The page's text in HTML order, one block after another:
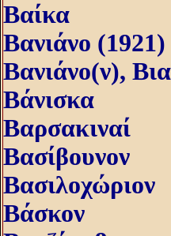
Βαίκα
Βανιάνο (1921)
Βανιάνο(ν),
Βάνισκα
Βαρσακιναί
Βασίβουνον
Βασιλοχώριον
Βάσκον